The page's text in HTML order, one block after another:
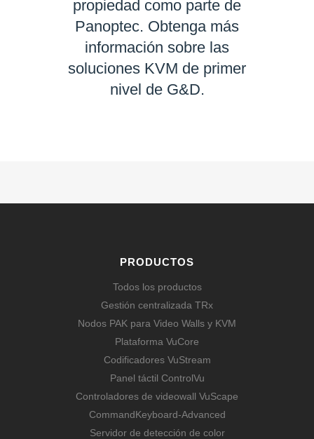
propiedad como parte de
Panoptec. Obtenga más
información sobre las
soluciones KVM de primer
nivel de G&D.
PRODUCTOS
Todos los productos
Gestión centralizada TRx
Nodos PAK para Video Walls y KVM
Plataforma VuCore
Codificadores VuStream
Panel táctil ControlVu
Controladores de videowall VuScape
CommandKeyboard-Advanced
Servidor de detección de color